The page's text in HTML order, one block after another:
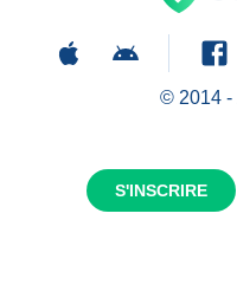
S'INSCRIRE
© 2014 -